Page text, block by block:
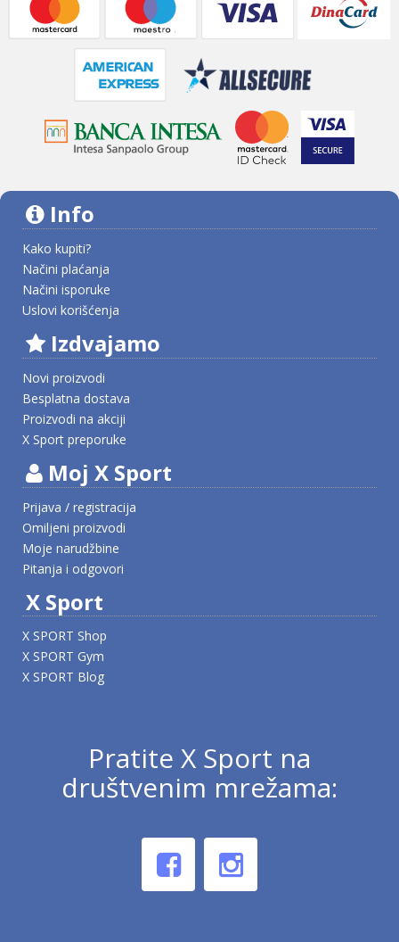
Info
Kako kupiti?
Načini plaćanja
Načini isporuke
Uslovi korišćenja
Izdvajamo
Novi proizvodi
Besplatna dostava
Proizvodi na akciji
X Sport preporuke
Moj X Sport
Prijava / registracija
Omiljeni proizvodi
Moje narudžbine
Pitanja i odgovori
X Sport
X SPORT Shop
X SPORT Gym
X SPORT Blog
Pratite X Sport na
društvenim mrežama: